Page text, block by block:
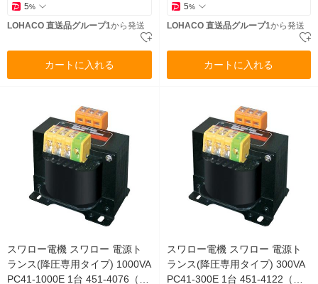
5%
LOHACO 直送品グループ1から発送
カートに入れる
5%
LOHACO 直送品グループ1から発送
カートに入れる
スワロー電機 スワロー 電源ト
ランス(降圧専用タイプ) 1000VA
PC41-1000E 1台 451-4076（直
スワロー電機 スワロー 電源ト
ランス(降圧専用タイプ) 300VA
PC41-300E 1台 451-4122（直